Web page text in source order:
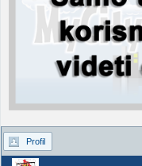
Profil